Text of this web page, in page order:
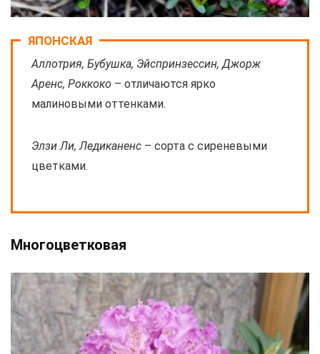
ЯПОНСКАЯ
Аллотрия, Бубушка, Эйспринзессин, Джорж
Аренс, Роккоко – отличаются ярко
малиновыми оттенками.
Элзи Ли, Ледиканенс – сорта с сиреневыми
цветками.
Многоцветковая